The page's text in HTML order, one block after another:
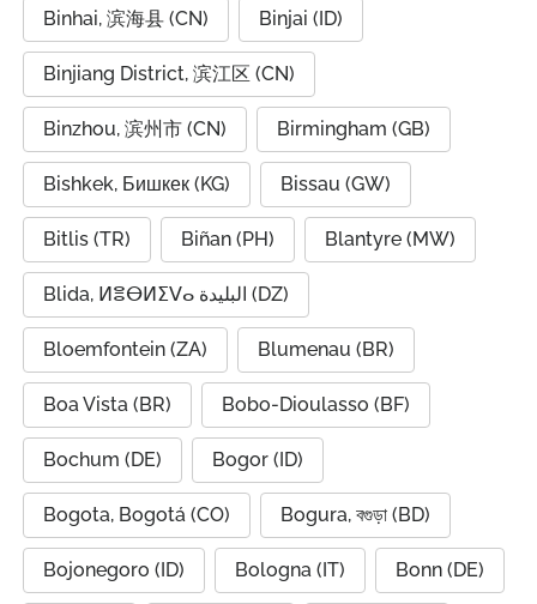
Binhai, 滨海县 (CN) Binjai (ID)
Binjiang District, 滨江区 (CN)
Binzhou, 滨州市 (CN) Birmingham (GB)
Bishkek, Бишкек (KG) Bissau (GW)
Bitlis (TR) Biñan (PH) Blantyre (MW)
Blida, ⵍⴻⴱⵍⵉⴸⴰ البليدة (DZ)
Bloemfontein (ZA) Blumenau (BR)
Boa Vista (BR) Bobo-Dioulasso (BF)
Bochum (DE) Bogor (ID)
Bogota, Bogotá (CO) Bogura, বগুড়া (BD)
Bojonegoro (ID) Bologna (IT) Bonn (DE)